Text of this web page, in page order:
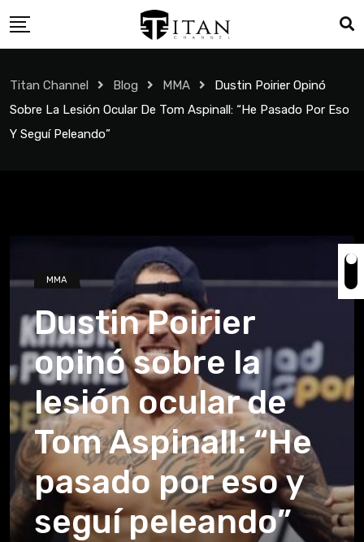
Titan Channel Blog MMA
Dustin Poirier Opinó
Sobre La Lesión Ocular De Tom Aspinall: “He Pasado Por Eso
Y Seguí Peleando”
MMA
Dustin Poirier
opinó sobre la
lesión ocular de
Tom Aspinall: “He
pasado por eso y
seguí peleando”